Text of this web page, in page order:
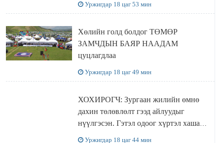
Уржигдар 18 цаг 53 мин
Хөлийн голд болдог ТӨМӨР
ЗАМЧДЫН БАЯР НААДАМ
цуцлагдлаа
Уржигдар 18 цаг 49 мин
ХОХИРОГЧ: Зургаан жилийн өмнө
дахин төлөвлөлт гээд айлуудыг
нүүлгэсэн. Гэтэл одоог хүртэл хашаа
Уржигдар 18 цаг 44 мин